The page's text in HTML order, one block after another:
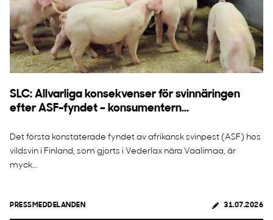
SLC: Allvarliga konsekvenser för svinnäringen
efter ASF-fyndet – konsumentern...
Det första konstaterade fyndet av afrikansk svinpest (ASF) hos
vildsvin i Finland, som gjorts i Vederlax nära Vaalimaa, är
myck...
PRESSMEDDELANDEN 31.07.2026